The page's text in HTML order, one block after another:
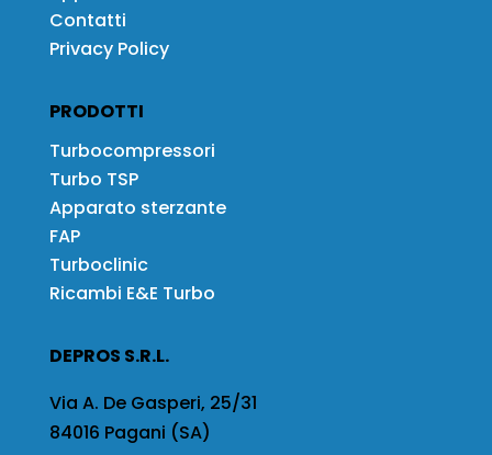
Contatti
Privacy Policy
PRODOTTI
Turbocompressori
Turbo TSP
Apparato sterzante
FAP
Turboclinic
Ricambi E&E Turbo
DEPROS S.R.L.
Via A. De Gasperi, 25/31
84016 Pagani (SA)